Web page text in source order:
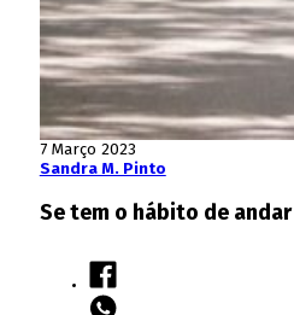
7 Março 2023
Sandra M. Pinto
Se tem o hábito de